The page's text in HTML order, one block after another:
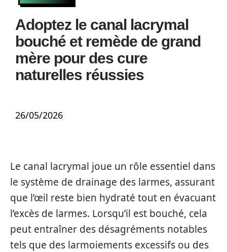
Adoptez le canal lacrymal
bouché et remède de grand
mère pour des cure
naturelles réussies
26/05/2026
Le canal lacrymal joue un rôle essentiel dans
le système de drainage des larmes, assurant
que l’œil reste bien hydraté tout en évacuant
l’excès de larmes. Lorsqu’il est bouché, cela
peut entraîner des désagréments notables
tels que des larmoiements excessifs ou des